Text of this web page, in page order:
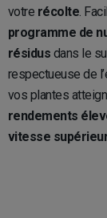
votre récolte.
programme de
résidus dans le
respectueuse de
vos plantes
rendements
vitesse